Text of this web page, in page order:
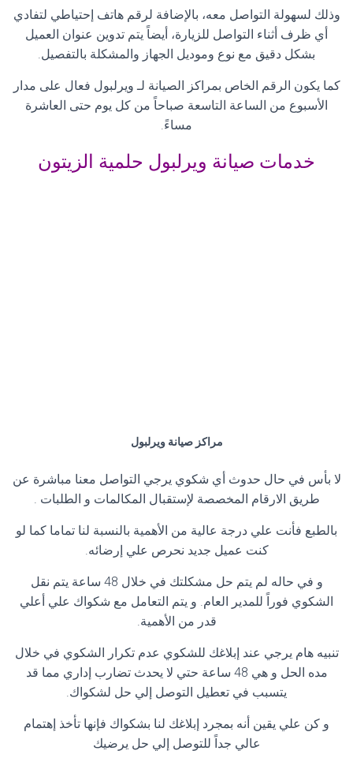
وذلك لسهولة التواصل معه، بالإضافة لرقم هاتف إحتياطي لتفادي
أي ظرف أثناء التواصل للزيارة، أيضاً يتم تدوين عنوان العميل
بشكل دقيق مع نوع وموديل الجهاز والمشكلة بالتفصيل.
كما يكون الرقم الخاص بمراكز الصيانة لـ ويرلبول فعال على مدار
الأسبوع من الساعة التاسعة صباحاً من كل يوم حتى العاشرة
مساءً.
خدمات صيانة ويرلبول حلمية الزيتون
مراكز صيانة ويرلبول
لا بأس في حال حدوث أي شكوي يرجي التواصل معنا مباشرة عن
طريق الارقام المخصصة لإستقبال المكالمات و الطلبات .
بالطبع فأنت علي درجة عالية من الأهمية بالنسبة لنا تماما كما لو
كنت عميل جديد نحرص علي إرضائه.
و في حاله لم يتم حل مشكلتك في خلال 48 ساعة يتم نقل
الشكوي فوراً للمدير العام. و يتم التعامل مع شكواك علي أعلي
قدر من الأهمية.
تنبيه هام يرجي عند إبلاغك للشكوي عدم تكرار الشكوي في خلال
مده الحل و هي 48 ساعة حتي لا يحدث تضارب إداري مما قد
يتسبب في تعطيل التوصل إلي حل لشكواك.
و كن علي يقين أنه بمجرد إبلاغك لنا بشكواك فإنها تأخذ إهتمام
عالي جداً للتوصل إلي حل يرضيك